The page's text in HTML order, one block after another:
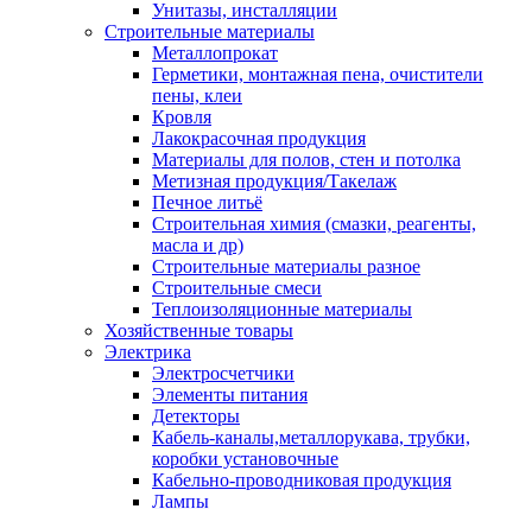
Унитазы, инсталляции
Строительные материалы
Металлопрокат
Герметики, монтажная пена, очистители
пены, клеи
Кровля
Лакокрасочная продукция
Материалы для полов, стен и потолка
Метизная продукция/Такелаж
Печное литьё
Строительная химия (смазки, реагенты,
масла и др)
Строительные материалы разное
Строительные смеси
Теплоизоляционные материалы
Хозяйственные товары
Электрика
Электросчетчики
Элементы питания
Детекторы
Кабель-каналы,металлорукава, трубки,
коробки установочные
Кабельно-проводниковая продукция
Лампы